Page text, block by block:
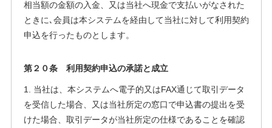
相当額の金額の入金、又は当社へ現金で支払いがなされた
ときに､会員は本システムを経由して当社に対して利用契約
申込を行ったものとします。
第２０条 利用契約申込の承諾と成立
1. 当社は、本システムへ電子的又はFAX通じて取引データ
を受信した場合、又は当社所定の窓口で申込書の提出を受
けた場合、取引データが当社所定の仕様であることを確認